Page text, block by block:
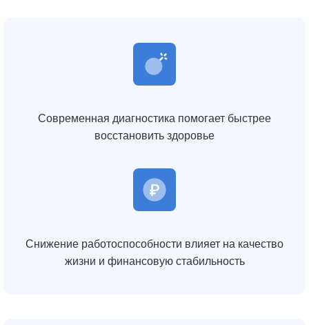
Современная диагностика помогает быстрее
восстановить здоровье
Снижение работоспособности влияет на качество
жизни и финансовую стабильность